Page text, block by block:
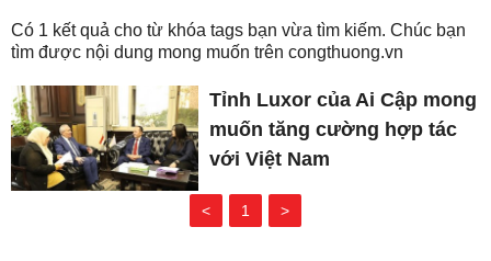
Có 1 kết quả cho từ khóa tags bạn vừa tìm kiếm. Chúc bạn
tìm được nội dung mong muốn trên congthuong.vn
Tỉnh Luxor của Ai Cập mong
muốn tăng cường hợp tác
với Việt Nam
< 1 >